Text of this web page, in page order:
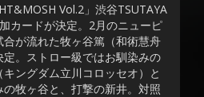
Vol.2」渋谷TSUTAYA
カードが決定。2月のニューピ
が流れた牧ヶ谷篤（和術慧舟
。ストロー級ではお馴染みの
ングダム立川コロッセオ）と
牧ヶ谷と、打撃の新井。対照